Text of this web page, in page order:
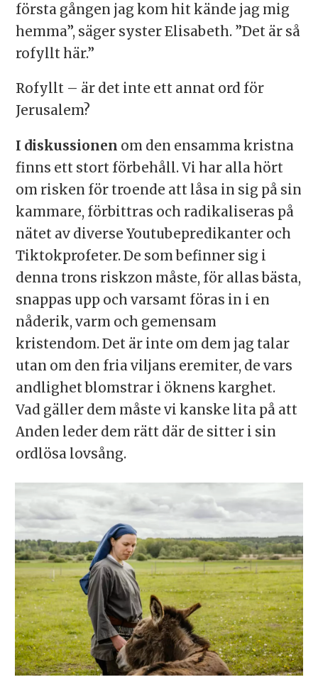
första gången jag kom hit kände jag mig
hemma”, säger syster Elisabeth. ”Det är så
rofyllt här.”
Rofyllt – är det inte ett annat ord för
Jerusalem?
I diskussionen om den ensamma kristna
finns ett stort förbehåll. Vi har alla hört
om risken för troende att låsa in sig på sin
kammare, förbittras och radikaliseras på
nätet av diverse Youtubepredikanter och
Tiktokprofeter. De som befinner sig i
denna trons riskzon måste, för allas bästa,
snappas upp och varsamt föras in i en
nåderik, varm och gemensam
kristendom. Det är inte om dem jag talar
utan om den fria viljans eremiter, de vars
andlighet blomstrar i öknens karghet.
Vad gäller dem måste vi kanske lita på att
Anden leder dem rätt där de sitter i sin
ordlösa lovsång.